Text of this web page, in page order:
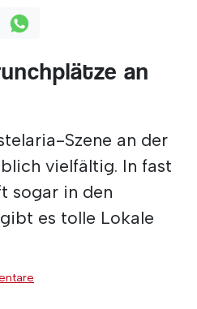
an
Szene an der
vielfältig. In fast
sogar in den
es tolle Lokale